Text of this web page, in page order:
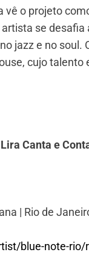
o projeto
se
jazz e no
cujo
Canta e
| Rio de
blue-note-rio/